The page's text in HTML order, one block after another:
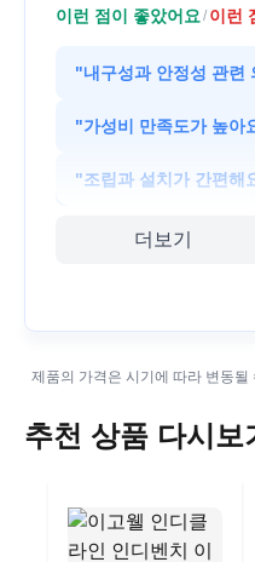
이런 점이 좋았어요 / 이런
"내구성과 안정성 관련
"가성비 만족도가 높아
"조립과 설치가 간편해
더보기
제품의 가격은 시기에 따라 변동될
추천 상품 다시보